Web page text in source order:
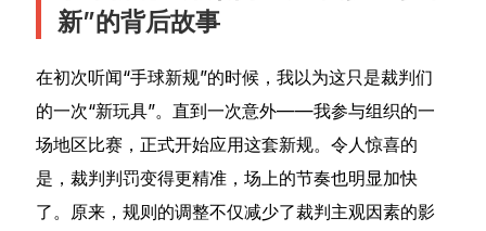
新”的背后故事
在初次听闻“手球新规”的时候，我以为这只是裁判们
的一次“新玩具”。直到一次意外——我参与组织的一
场地区比赛，正式开始应用这套新规。令人惊喜的
是，裁判判罚变得更精准，场上的节奏也明显加快
了。原来，规则的调整不仅减少了裁判主观因素的影